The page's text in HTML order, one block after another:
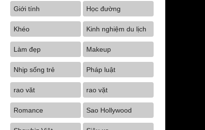
Giới tính Học đường
Khéo Kinh nghiệm du lịch
Làm đẹp Makeup
Nhịp sống trẻ Pháp luật
rao văt rao vặt
Romance Sao Hollywood